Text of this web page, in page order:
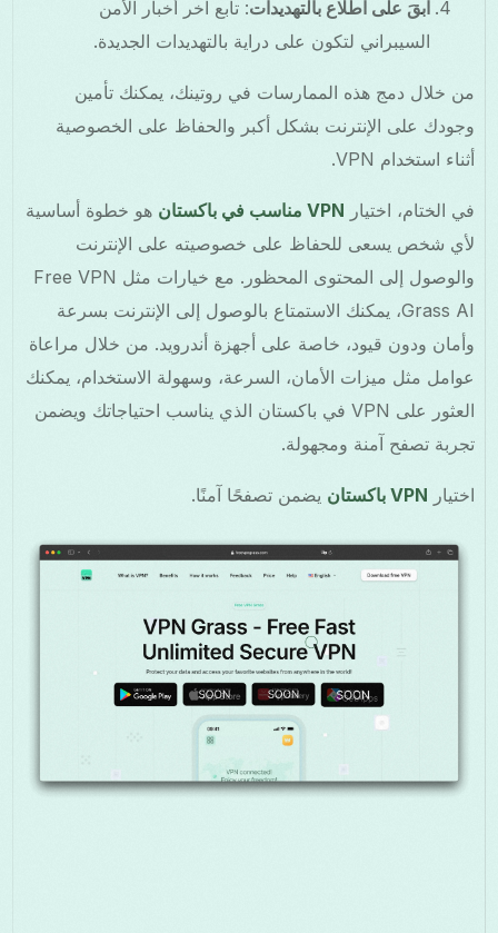
ابقَ على اطلاع بالتهديدات: تابع آخر أخبار الأمن
السيبراني لتكون على دراية بالتهديدات الجديدة.
من خلال دمج هذه الممارسات في روتينك، يمكنك تأمين
وجودك على الإنترنت بشكل أكبر والحفاظ على الخصوصية
أثناء استخدام VPN.
في الختام، اختيار VPN مناسب في باكستان
هو خطوة أساسية
لأي شخص يسعى للحفاظ على خصوصيته على الإنترنت
والوصول إلى المحتوى المحظور. مع خيارات مثل Free VPN
Grass AI، يمكنك الاستمتاع بالوصول إلى الإنترنت بسرعة
وأمان ودون قيود، خاصة على أجهزة أندرويد. من خلال مراعاة
عوامل مثل ميزات الأمان، السرعة، وسهولة الاستخدام، يمكنك
العثور على VPN في باكستان الذي يناسب احتياجاتك ويضمن
تجربة تصفح آمنة ومجهولة.
اختيار VPN باكستان يضمن تصفحًا آمنًا.